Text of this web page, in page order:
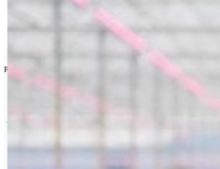
Van Iperen
Proizvođač poljoprivrednih hemikalija iz Vestmaas-a, Holandija.